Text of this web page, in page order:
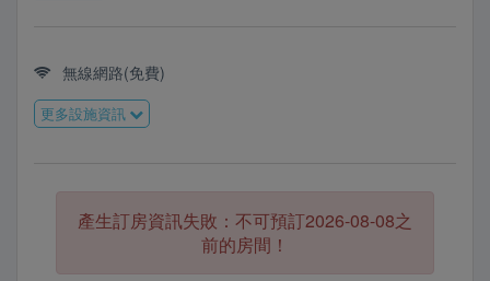
無線網路(免費)
更多設施資訊
產生訂房資訊失敗：不可預訂2026-08-08之
前的房間！